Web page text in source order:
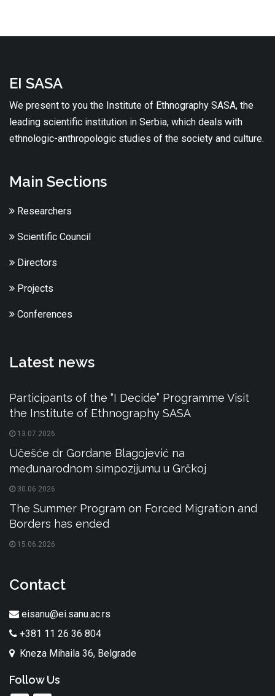
EI SASA
We present to you the Institute of Ethnography SASA, the
leading scientific institution in Serbia, which deals with
ethnologic-anthropologic studies of the society and culture.
Main Sections
Researchers
Scientific Council
Directors
Projects
Conferences
Latest news
Participants of the “I Decide” Programme Visit
the Institute of Ethnography SASA
13.07.2026
Učešće dr Gordane Blagojević na
međunarodnom simpozijumu u Grčkoj
30.06.2026
The Summer Program on Forced Migration and
Borders has ended
15.06.2026
Contact
eisanu@ei.sanu.ac.rs
+381 11 26 36 804
Kneza Mihaila 36, Belgrade
Follow Us